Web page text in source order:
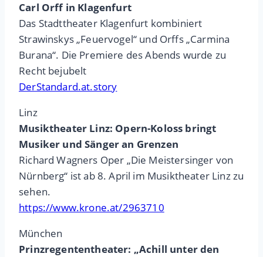
Carl Orff in Klagenfurt
Das Stadttheater Klagenfurt kombiniert
Strawinskys „Feuervogel“ und Orffs „Carmina
Burana“. Die Premiere des Abends wurde zu
Recht bejubelt
DerStandard.at.story
Linz
Musiktheater Linz: Opern-Koloss bringt
Musiker und Sänger an Grenzen
Richard Wagners Oper „Die Meistersinger von
Nürnberg“ ist ab 8. April im Musiktheater Linz zu
sehen.
https://www.krone.at/2963710
München
Prinzregententheater: „Achill unter den